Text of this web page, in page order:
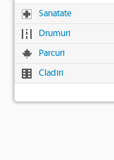
Sanatate
Drumuri
Parcuri
Cladiri